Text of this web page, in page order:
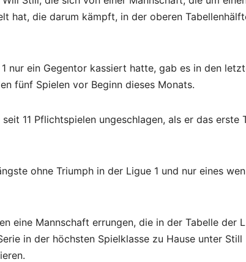
hat, die darum kämpft, in der oberen
nur ein Gegentor kassiert hatte, gab es in den
fünf Spielen vor Beginn dieses Monats.
11 Pflichtspielen ungeschlagen, als er das erste
ohne Triumph in der Ligue 1 und nur eines
eine Mannschaft errungen, die in der Tabelle der
in der höchsten Spielklasse zu Hause unter Still